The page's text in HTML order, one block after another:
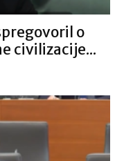
o
civilizacije...